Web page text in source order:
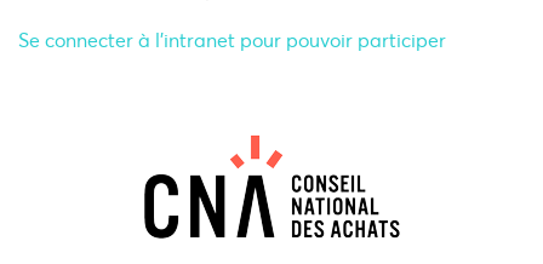
Se connecter à l'intranet pour pouvoir participer